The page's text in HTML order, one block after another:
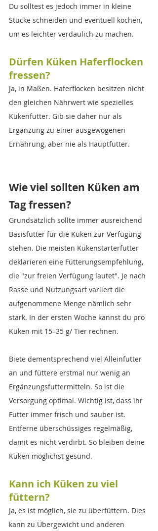
Du solltest es jedoch immer in kleine
Stücke schneiden und eventuell kochen,
um es leichter verdaulich zu machen.
Dürfen Küken Haferflocken
fressen?
Ja, in Maßen. Haferflocken besitzen nicht
den gleichen Nährwert wie spezielles
Kükenfutter. Gib sie daher nur als
Ergänzung zu einer ausgewogenen
Ernährung, aber nie als Hauptfutter.
Wie viel sollten Küken am
Tag fressen?
Grundsätzlich sollte immer ausreichend
Basisfutter für die Küken zur Verfügung
stehen. Die meisten Kükenstarterfutter
deklarieren eine Fütterungsempfehlung,
die "zur freien Verfügung lautet". Je nach
Rasse und Nutzungsart variiert die
aufgenommene Menge nämlich sehr
stark. In der ersten Woche kannst du pro
Küken mit 15–35 g/ Tier rechnen.
Biete dementsprechend viel Alleinfutter
an und füttere erstmal nur wenig an
Ergänzungsfuttermitteln. So ist die
Versorgung optimal. Wichtig ist, dass ihr
Futter immer frisch und sauber ist.
Entferne überschüssiges regelmäßig,
damit es nicht verdirbt. So bleiben deine
Küken möglichst gesund.
Kann ich Küken zu viel
füttern?
Ja, es ist möglich, sie zu überfüttern. Dies
kann zu Übergewicht und anderen